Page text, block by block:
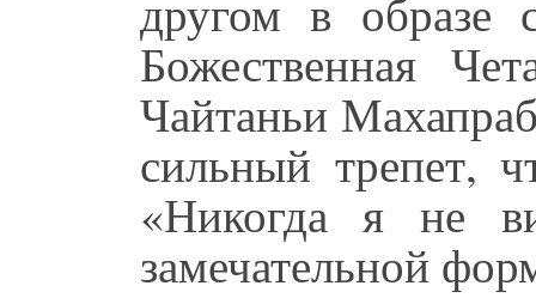
другом в
Божественная
Чайтаньи
сильный трепет,
«Никогда я не
замечательной